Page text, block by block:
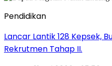
Pendidikan
Lancar Lantik 128 Kepsek,
Rekrutmen Tahap II.